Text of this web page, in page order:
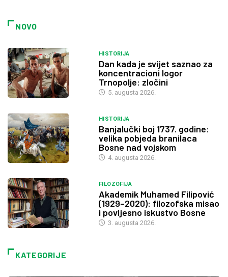
NOVO
HISTORIJA
Dan kada je svijet saznao za
koncentracioni logor
Trnopolje: zločini
5. augusta 2026.
HISTORIJA
Banjalučki boj 1737. godine:
velika pobjeda branilaca
Bosne nad vojskom
4. augusta 2026.
FILOZOFIJA
Akademik Muhamed Filipović
(1929–2020): filozofska misao
i povijesno iskustvo Bosne
3. augusta 2026.
KATEGORIJE